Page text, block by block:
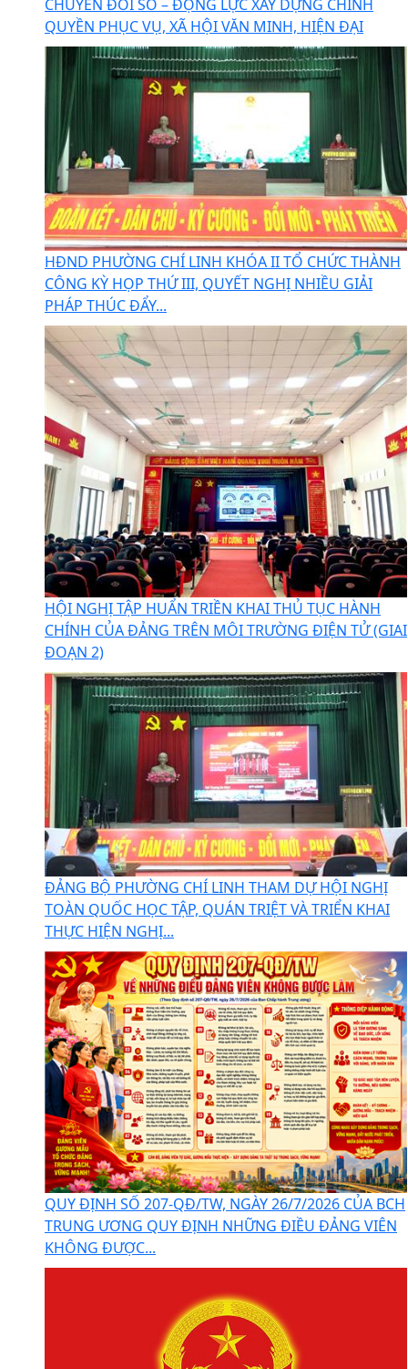
CHUYỂN ĐỔI SỐ – ĐỘNG LỰC XÂY DỰNG CHÍNH
QUYỀN PHỤC VỤ, XÃ HỘI VĂN MINH, HIỆN ĐẠI
HĐND PHƯỜNG CHÍ LINH KHÓA II TỔ CHỨC THÀNH
CÔNG KỲ HỌP THỨ III, QUYẾT NGHỊ NHIỀU GIẢI
PHÁP THÚC ĐẨY...
HỘI NGHỊ TẬP HUẨN TRIỀN KHAI THỦ TỤC HÀNH
CHÍNH CỦA ĐẢNG TRÊN MÔI TRƯỜNG ĐIỆN TỬ (GIAI
ĐOẠN 2)
ĐẢNG BỘ PHƯỜNG CHÍ LINH THAM DỰ HỘI NGHỊ
TOÀN QUỐC HỌC TẬP, QUÁN TRIỆT VÀ TRIỂN KHAI
THỰC HIỆN NGHỊ...
QUY ĐỊNH SỐ 207-QĐ/TW, NGÀY 26/7/2026 CỦA BCH
TRUNG ƯƠNG QUY ĐỊNH NHỮNG ĐIỀU ĐẢNG VIÊN
KHÔNG ĐƯỢC...